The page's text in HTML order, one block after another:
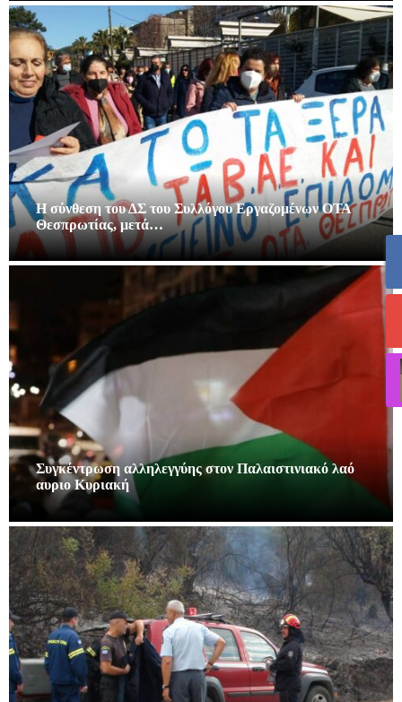
Η σύνθεση του ΔΣ του Συλλόγου Εργαζομένων ΟΤΑ
Θεσπρωτίας, μετά…
Συγκέντρωση αλληλεγγύης στον Παλαιστινιακό λαό
αυριο Κυριακή